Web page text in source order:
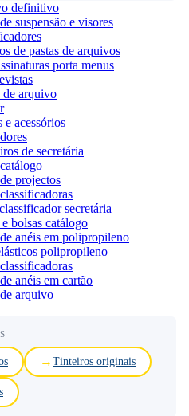
definitivo
suspensão e visores
de pastas de arquivos
porta menus
de arquivo
e acessórios
de secretária
projectos
secretária
bolsas catálogo
anéis em polipropileno
polipropileno
anéis em cartão
arquivo
Tinteiros originais